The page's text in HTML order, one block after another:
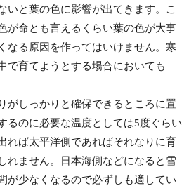
いと葉の色に影響が出てきます。こ
が命とも言えるくらい葉の色が大事
なる原因を作ってはいけません。寒
で育てようとする場合においても
がしっかりと確保できるところに置
るのに必要な温度としては5度ぐらい
れば太平洋側であればそれなりに育
れません。日本海側などになると雪
が少なくなるので必ずしも適してい